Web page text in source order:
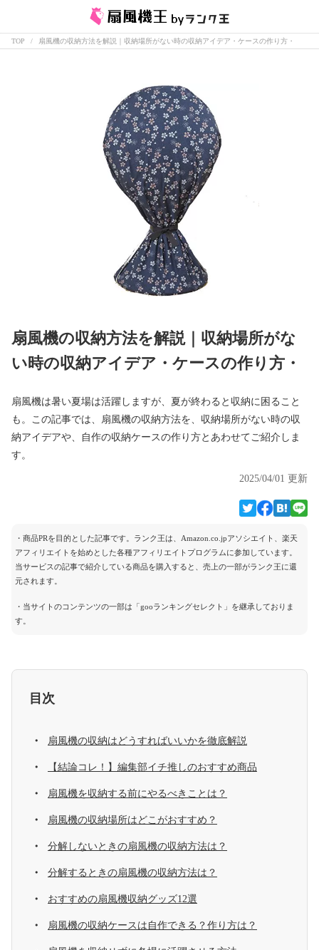
TOP 扇風機の収納方法を解説｜収納場所がない時の収納アイデア・ケースの作り方・
扇風機の収納方法を解説｜収納場所がな
い時の収納アイデア・ケースの作り方・
扇風機は暑い夏場は活躍しますが、夏が終わると収納に困ること
も。この記事では、扇風機の収納方法を、収納場所がない時の収
納アイデアや、自作の収納ケースの作り方とあわせてご紹介しま
す。
2025/04/01 更新
・商品PRを目的とした記事です。ランク王は、Amazon.co.jpアソシエイト、楽天
アフィリエイトを始めとした各種アフィリエイトプログラムに参加しています。
当サービスの記事で紹介している商品を購入すると、売上の一部がランク王に還
元されます。
・当サイトのコンテンツの一部は「gooランキングセレクト」を継承しておりま
す。
目次
扇風機の収納はどうすればいいかを徹底解説
【結論コレ！】編集部イチ推しのおすすめ商品
扇風機を収納する前にやるべきことは？
扇風機の収納場所はどこがおすすめ？
分解しないときの扇風機の収納方法は？
分解するときの扇風機の収納方法は？
おすすめの扇風機収納グッズ12選
扇風機の収納ケースは自作できる？作り方は？